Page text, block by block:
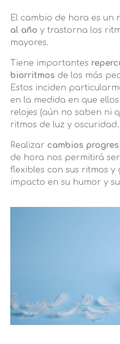
El cambio de hora es un
al año y trastorna los
mayores.
Tiene importantes
biorritmos de los más
Estos inciden
en la medida en que
relojes (aún no saben ni
ritmos de luz y oscuridad.
Realizar cambios
de hora nos permitirá
flexibles con sus ritmos y
impacto en su humor y